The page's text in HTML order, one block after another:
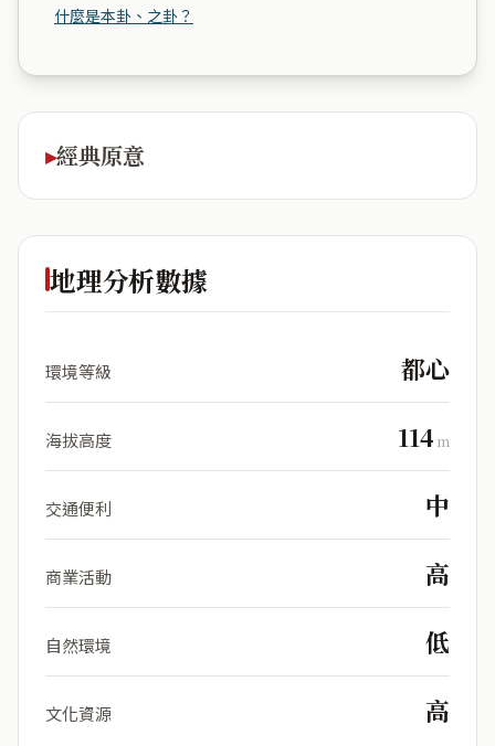
什麼是本卦、之卦？
經典原意
地理分析數據
環境等級 都心
海拔高度 114 m
交通便利 中
商業活動 高
自然環境 低
文化資源 高